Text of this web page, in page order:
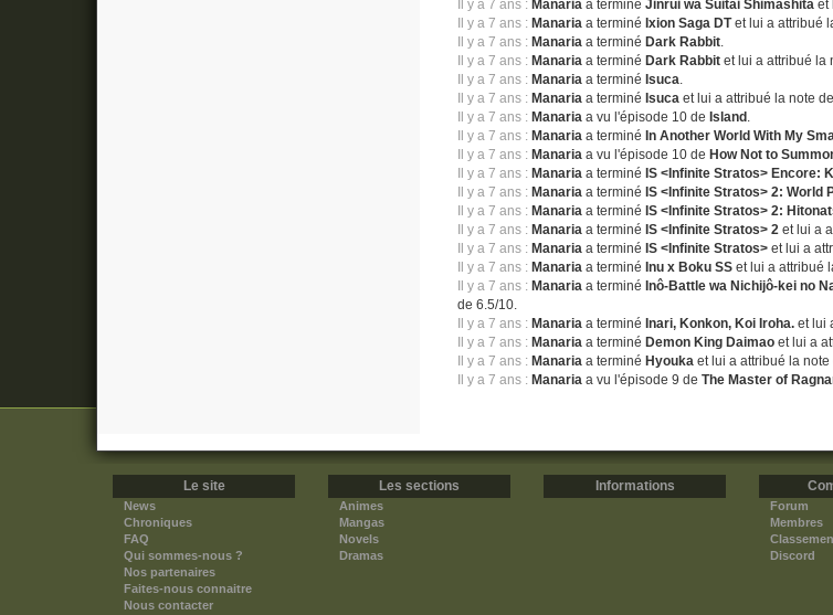
Il y a 7 ans : Manaria a terminéJinrui wa Suitai Shimashita et
Il y a 7 ans : Manaria a terminé Ixion Saga DTet lui a attribué
Il y a 7 ans : Manaria a terminé Dark Rabbit.
Il y a 7 ans : Manaria a terminé Dark Rabbit et lui a attribué la
Il y a 7 ans : Manaria a terminé Isuca.
Il y a 7 ans : Manaria a terminé Isuca et lui a attribué la note
Il y a 7 ans : Manaria a vu l'épisode 10 de Island .
Il y a 7 ans : Manaria a terminé In Another World With My
Il y a 7 ans : Manaria a vu l'épisode 10 de How Not to
Il y a 7 ans : Manaria a terminé IS <Infinite Stratos> Encore:
Il y a 7 ans : Manaria a terminé IS <Infinite Stratos> 2: World
Il y a 7 ans : Manaria a terminé IS <Infinite Stratos> 2:
Il y a 7 ans : Manaria a terminé IS <Infinite Stratos> 2 et lui a
Il y a 7 ans : Manaria a terminé IS <Infinite Stratos> et lui a
Il y a 7 ans : Manaria a terminé Inu x Boku SS et lui a attribué
Il y a 7 ans : Manaria a terminé Inô-Battle wa Nichijô-kei no
de 6.5/10.
Il y a 7 ans : Manaria a terminé Inari, Konkon, Koi Iroha. et lui
Il y a 7 ans : Manaria a terminé Demon King Daimaoet lui a
Il y a 7 ans : Manaria a terminé Hyouka et lui a attribué la note
Il y a 7 ans : Manaria a vu l'épisode 9 deThe Master of
Le site
News
Chroniques
FAQ
Qui sommes-nous ?
Nos partenaires
Faites-nous connaitre
Nous contacter
Les sections
Animes
Mangas
Novels
Dramas
Informations
Forum
Membres
Discord